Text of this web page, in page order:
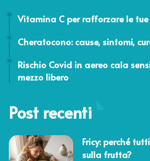
Vitamina C per rafforzare le
Cheratocono: cause, sintomi,
Rischio Covid in aereo cala
mezzo libero
Post recenti
Fricy: perché
sulla frutta?